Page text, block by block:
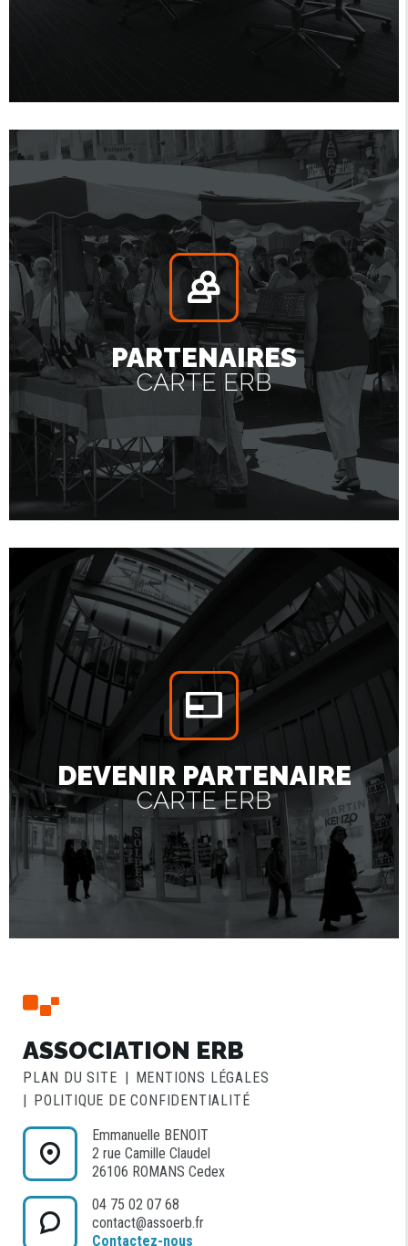
PARTENAIRES
CARTE ERB
DEVENIR PARTENAIRE
CARTE ERB
ASSOCIATION ERB
PLAN DU SITE
MENTIONS LÉGALES
POLITIQUE DE CONFIDENTIALITÉ
Emmanuelle BENOIT
2 rue Camille Claudel
26106 ROMANS Cedex
04 75 02 07 68
contact@assoerb.fr
Contactez-nous